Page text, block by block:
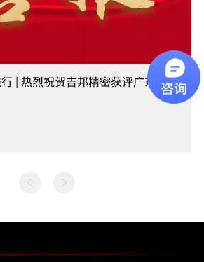
| 热烈祝贺吉邦精密获评广东省